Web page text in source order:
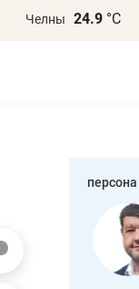
Челны 24.9 °С
персона